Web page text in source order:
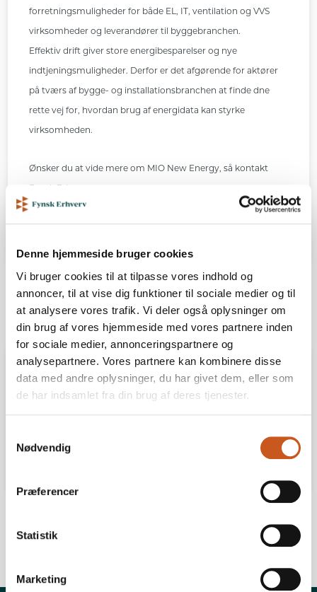
Denne hjemmeside bruger cookies
Vi bruger cookies til at tilpasse vores indhold og
annoncer, til at vise dig funktioner til sociale medier og til
at analysere vores trafik. Vi deler også oplysninger om
din brug af vores hjemmeside med vores partnere inden
for sociale medier, annonceringspartnere og
analysepartnere. Vores partnere kan kombinere disse
data med andre oplysninger, du har givet dem, eller som
de har indsamlet fra din brug af deres tjenester.
Nødvendig
Præferencer
Statistik
Marketing
forretningsmuligheder for både EL, IT, ventilation og VVS
virksomheder og leverandører til byggebranchen.
Effektiv drift giver store energibesparelser og nye
indtjeningsmuligheder. Derfor er det afgørende for aktører
på tværs af bygge- og installationsbranchen at finde dne
rette vej for, hvordan brug af energidata kan styrke
virksomheden.
Ønsker du at vide mere om MIO New Energy, så kontakt
Del Print
Info